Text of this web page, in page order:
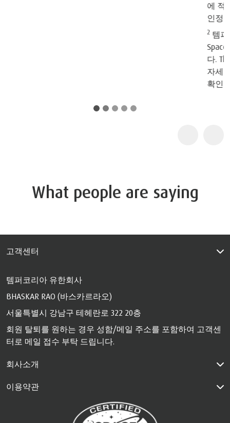
의 뛰어난 업적을
템퍼 제품은 본래 우주용으로 고안된 기술을 적용하여 the
Space Foundation으로부터 인증된 우주 기술 인증을 받았습니
다. The Space Foundation 및 우주 기술 인증 프로그램에 대한
www.kr.tempur.com/spacefoundation.html
What people are saying
고객센터
템퍼코리아 유한회사
BHASKAR RAO (바스카르라오)
서울특별시 강남구 테헤란로 322 20층
회원 탈퇴를 원하는 경우 성함/메일 주소를 포함하여 고객센
터로 메일 접수 부탁 드립니다.
회사소개
이용약관